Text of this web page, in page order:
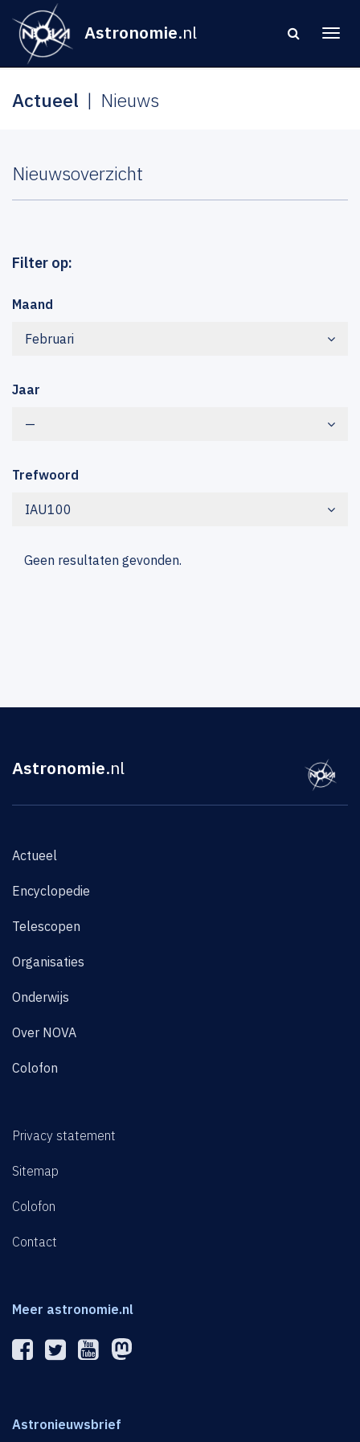
Astronomie.nl
Actueel Nieuws
Nieuwsoverzicht
Filter op:
Maand
Februari
Jaar
—
Trefwoord
IAU100
Geen resultaten gevonden.
Astronomie.nl
Actueel
Encyclopedie
Telescopen
Organisaties
Onderwijs
Over NOVA
Colofon
Privacy statement
Sitemap
Colofon
Contact
Meer astronomie.nl
Astronieuwsbrief